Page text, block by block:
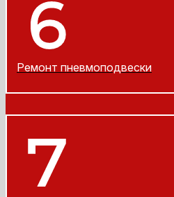
Ремонт пневмоподвески